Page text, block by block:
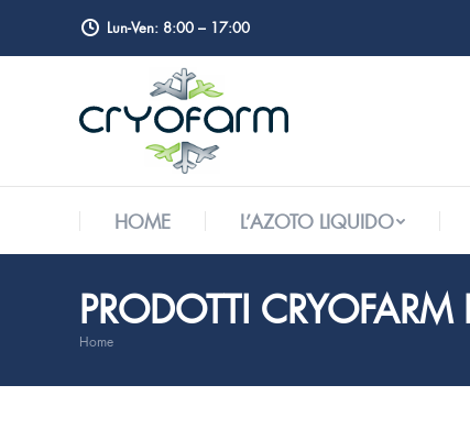
Lun-Ven: 8:00 – 17:00
HOME L’AZOTO LIQUIDO
PRODOTTI CRYOFARM
Tu sei qui:
Home
HOME L’AZOTO LIQUIDO